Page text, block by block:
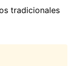
tradicionales